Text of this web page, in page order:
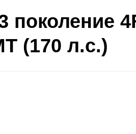
поколение
(170 л.с.)